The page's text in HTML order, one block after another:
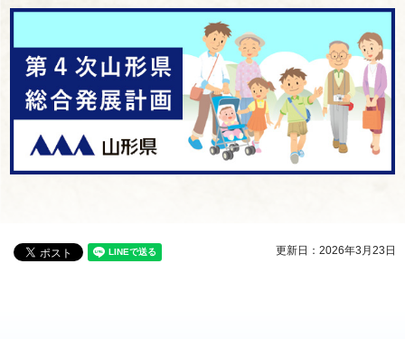
更新日：2026年3月23日